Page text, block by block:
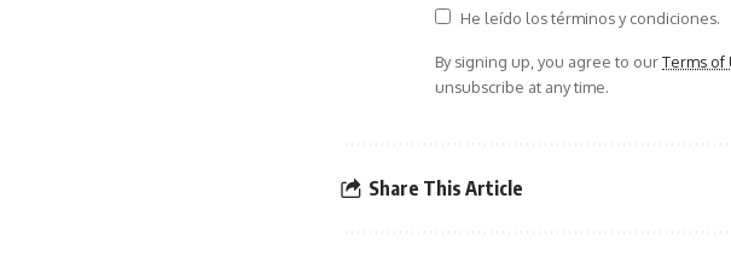
He leído los términos y condiciones.
By signing up, you agree to ourTerms of
unsubscribe at any time.
Share This Article